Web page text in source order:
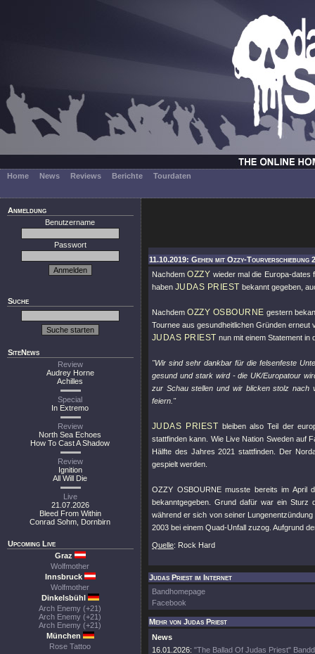
Home News Reviews Berichte Tourdaten
Anmeldung
Benutzername
Passwort
Suche
SiteNews
Review
Audrey Horne
Achilles
Special
In Extremo
Review
North Sea Echoes
How To Cast A Shadow
Review
Ignition
All Will Die
Live
21.07.2026
Bleed From Within
Conrad Sohm, Dornbirn
Upcoming Live
Graz
Wolfmother
Innsbruck
Wolfmother
Dinkelsbühl
Arch Enemy (+21)
Arch Enemy (+21)
Arch Enemy (+21)
München
Rose Tattoo
11.10.2019: Gehen mit Ozzy-Tourverschiebung
NachdemOZZY wieder mal die Europa-dates
haben JUDAS PRIEST bekannt gegeben,
NachdemOZZY OSBOURNE gestern
Tournee aus gesundheitlichen Gründen
JUDAS PRIEST nun mit einem Statement in
"Wir sind sehr dankbar für die felsenfeste
gesund und stark wird - die UK/Europatour
zur Schau stellen und wir blicken stolz nach
feiern."
JUDAS PRIEST bleiben also Teil der
stattfinden kann. Wie Live Nation Sweden auf
Hälfte des Jahres 2021 stattfinden. Der
gespielt werden.
OZZY OSBOURNE musste bereits im April
bekanntgegeben. Grund dafür war ein Sturz
während er sich von seiner
2003 bei einem Quad-Unfall zuzog. Aufgrund
Quelle: Rock Hard
Judas Priest im Internet
Bandhomepage
Facebook
Mehr von Judas Priest
News
16.01.2026: "The Ballad Of Judas Priest"